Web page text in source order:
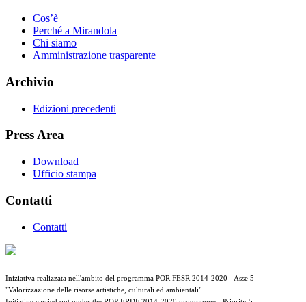
Cos’è
Perché a Mirandola
Chi siamo
Amministrazione trasparente
Archivio
Edizioni precedenti
Press Area
Download
Ufficio stampa
Contatti
Contatti
Iniziativa realizzata nell'ambito del programma POR FESR 2014-2020 - Asse 5 -
"Valorizzazione delle risorse artistiche, culturali ed ambientali"